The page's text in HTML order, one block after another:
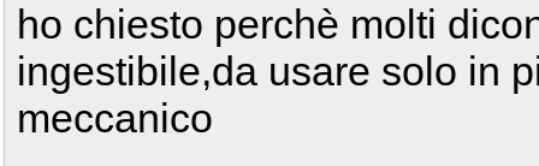
ho chiesto perchè molti
ingestibile,da usare solo in
meccanico